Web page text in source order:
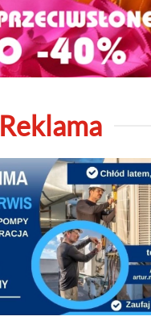
Reklama